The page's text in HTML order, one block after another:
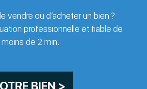
vendre ou d’acheter un bien ?
professionnelle et fiable de
de 2 min.
BIEN >